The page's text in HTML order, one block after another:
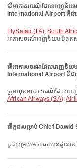
តើអាកាសចរណ៍ដែលពេញនិយម
International Airport គឺជា
FlySafair (FA),South
អាកាសចរណ៍ពេញនិយមបំផុតសម្
តើអាកាសចរណ៍ដែលពេញនិយម
International Airport គឺជា
ក្រុមហ៊ុនអាកាសចរណ៍ដែលពេ
African Airways (SA),
តើកូដសម្រាប់ Chief Dawid
កូដសម្រាប់អាកាសយានដ្ឋាន